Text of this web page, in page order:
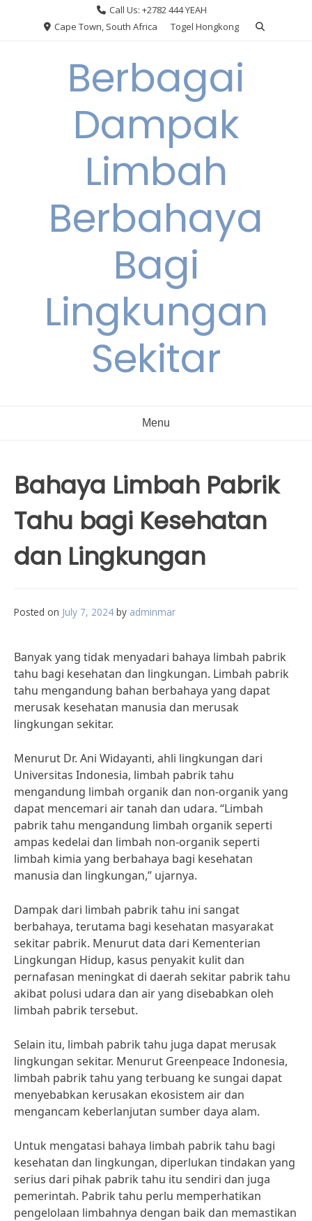
Call Us: +2782 444 YEAH
Cape Town, South Africa
Togel Hongkong
Berbagai
Dampak
Limbah
Berbahaya
Bagi
Lingkungan
Sekitar
Menu
Bahaya Limbah Pabrik
Tahu bagi Kesehatan
dan Lingkungan
Posted on July 7, 2024 by adminmar
Banyak yang tidak menyadari bahaya limbah pabrik
tahu bagi kesehatan dan lingkungan. Limbah pabrik
tahu mengandung bahan berbahaya yang dapat
merusak kesehatan manusia dan merusak
lingkungan sekitar.
Menurut Dr. Ani Widayanti, ahli lingkungan dari
Universitas Indonesia, limbah pabrik tahu
mengandung limbah organik dan non-organik yang
dapat mencemari air tanah dan udara. “Limbah
pabrik tahu mengandung limbah organik seperti
ampas kedelai dan limbah non-organik seperti
limbah kimia yang berbahaya bagi kesehatan
manusia dan lingkungan,” ujarnya.
Dampak dari limbah pabrik tahu ini sangat
berbahaya, terutama bagi kesehatan masyarakat
sekitar pabrik. Menurut data dari Kementerian
Lingkungan Hidup, kasus penyakit kulit dan
pernafasan meningkat di daerah sekitar pabrik tahu
akibat polusi udara dan air yang disebabkan oleh
limbah pabrik tersebut.
Selain itu, limbah pabrik tahu juga dapat merusak
lingkungan sekitar. Menurut Greenpeace Indonesia,
limbah pabrik tahu yang terbuang ke sungai dapat
menyebabkan kerusakan ekosistem air dan
mengancam keberlanjutan sumber daya alam.
Untuk mengatasi bahaya limbah pabrik tahu bagi
kesehatan dan lingkungan, diperlukan tindakan yang
serius dari pihak pabrik tahu itu sendiri dan juga
pemerintah. Pabrik tahu perlu memperhatikan
pengelolaan limbahnya dengan baik dan memastikan